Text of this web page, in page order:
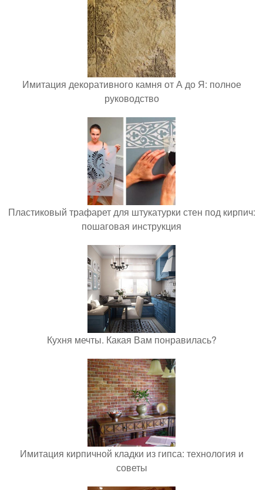
Имитация декоративного камня от А до Я: полное
руководство
Пластиковый трафарет для штукатурки стен под кирпич:
пошаговая инструкция
Кухня мечты. Какая Вам понравилась?
Имитация кирпичной кладки из гипса: технология и
советы